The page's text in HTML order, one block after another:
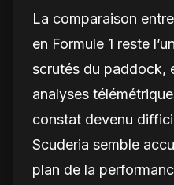
La comparaison
en Formule 1 reste
scrutés du paddock,
analyses
constat devenu
Scuderia semble
plan de la